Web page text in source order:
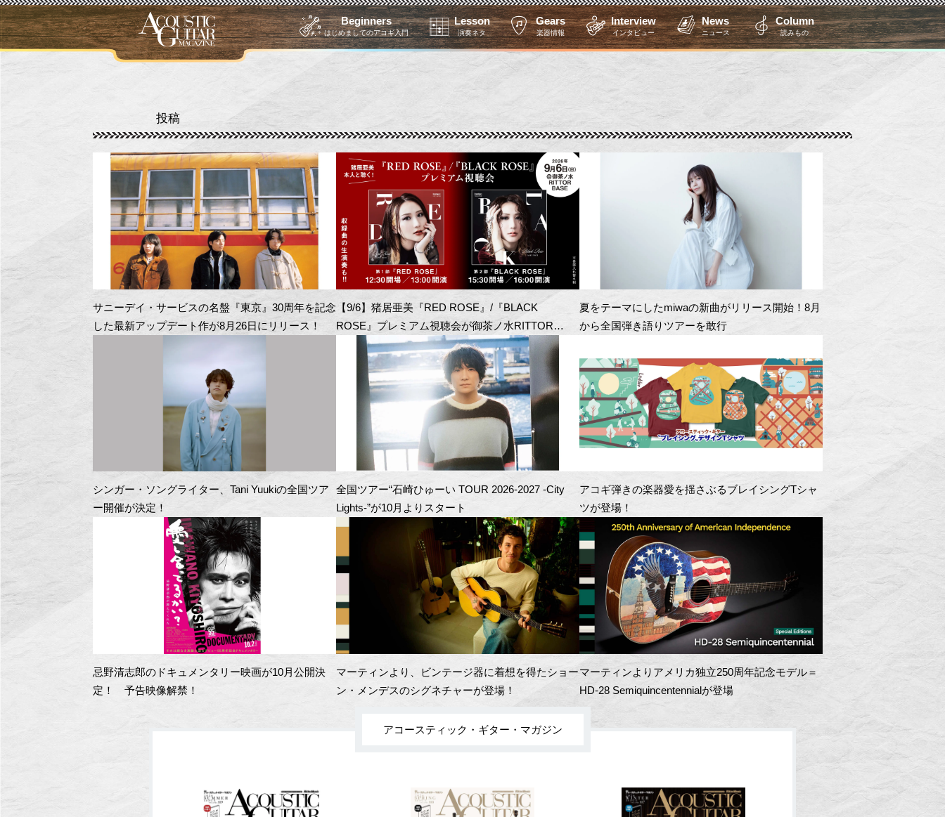
Beginners
はじめましてのアコギ入門
Lesson
演奏ネタ
Gears
楽器情報
Interview
インタビュー
News
ニュース
Column
読みもの
投稿
サニーデイ・サービスの名盤『東京』30周年を記念
した最新アップデート作が8月26日にリリース！
【9/6】猪居亜美『RED ROSE』/『BLACK
ROSE』プレミアム視聴会が御茶ノ水RITTOR
BASEにて開催！
夏をテーマにしたmiwaの新曲がリリース開始！8月
から全国弾き語りツアーを敢行
シンガー・ソングライター、Tani Yuukiの全国ツア
ー開催が決定！
全国ツアー“石崎ひゅーい TOUR 2026-2027 -City
Lights-”が10月よりスタート
アコギ弾きの楽器愛を揺さぶるブレイシングTシャ
ツが登場！
忌野清志郎のドキュメンタリー映画が10月公開決
定！ 予告映像解禁！
マーティンより、ビンテージ器に着想を得たショー
ン・メンデスのシグネチャーが登場！
マーティンよりアメリカ独立250周年記念モデル＝
HD-28 Semiquincentennialが登場
アコースティック・ギター・マガジン